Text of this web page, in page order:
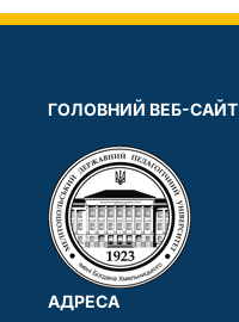
ГОЛОВНИЙ ВЕБ-САЙТ
АДРЕСА